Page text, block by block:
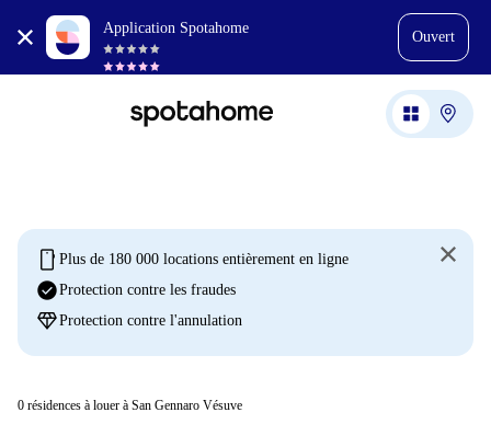
Application Spotahome
Ouvert
mobile Plus de 180 000 locations entièrement en ligne
check_circleProtection contre les fraudes
diamondProtection contre l'annulation
0 résidences à louer à San Gennaro Vésuve